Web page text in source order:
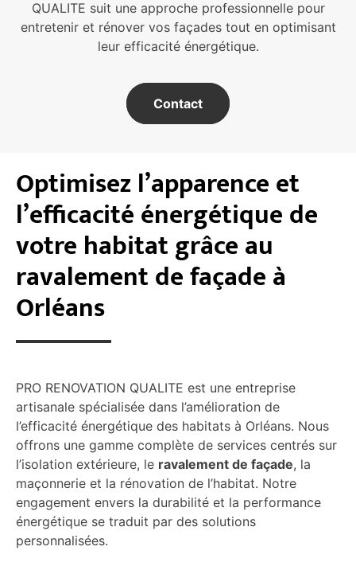
QUALITE suit une approche professionnelle pour
entretenir et rénover vos façades tout en optimisant
leur efficacité énergétique.
Contact
Optimisez l’apparence et
l’efficacité énergétique de
votre habitat grâce au
ravalement de façade à
Orléans
PRO RENOVATION QUALITE est une entreprise
artisanale spécialisée dans l’amélioration de
l’efficacité énergétique des habitats à Orléans. Nous
offrons une gamme complète de services centrés sur
l’isolation extérieure, le ravalement de façade, la
maçonnerie et la rénovation de l’habitat. Notre
engagement envers la durabilité et la performance
énergétique se traduit par des solutions
personnalisées.